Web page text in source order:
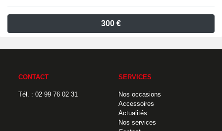
300 €
CONTACT
Tél. : 02 99 76 02 31
SERVICES
Nos occasions
Accessoires
Actualités
Nos services